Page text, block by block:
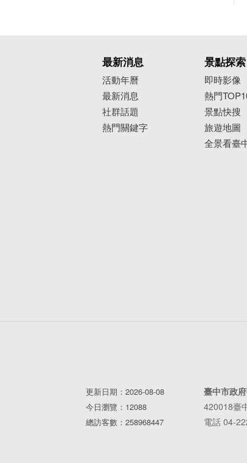
最新消息
活動年曆
最新消息
社群話題
熱門關鍵字
景點探索
即時影像
熱門
景點快搜
旅遊地圖
全景看臺
更新日期：2026-08-08
今日瀏覽：12088
總訪客數：258968447
臺中市政
420018臺
電話 04-